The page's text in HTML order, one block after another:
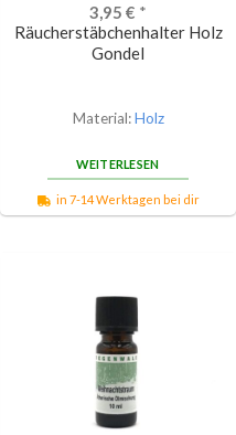
3,95 € *
Räucherstäbchenhalter Holz
Gondel
Material:Holz
WEITERLESEN
in 7-14 Werktagen bei dir